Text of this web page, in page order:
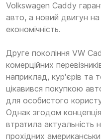
Volkswagen Caddy
авто, а новий двигун
економічність.
Друге покоління VW
комерційних
наприклад, кур'єрів та
цікавився покупкою
для особистого
Однак згодом
втратила актуальність
прохідних